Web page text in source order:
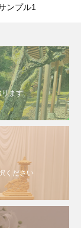
ンプル1
ります
ください